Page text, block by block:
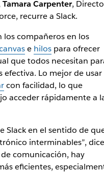
Tamara Carpenter,
recurre a Slack.
compañeros en los
e hilospara ofrecer
que todos necesitan
Lo mejor de usar
con facilidad, lo que
acceder rápidamente a
Slack en el sentido de
interminables”, dice
comunicación, hay
eficientes,